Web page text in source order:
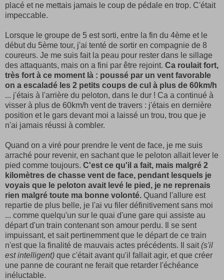
placé et ne mettais jamais le coup de pédale en trop. C'était
impeccable.
Lorsque le groupe de 5 est sorti, entre la fin du 4ème et le
début du 5ème tour, j'ai tenté de sortir en compagnie de 8
coureurs. Je me suis fait la peau pour rester dans le sillage
des attaquants, mais on a fini par être rejoint. Ca roulait fort,
très fort à ce moment là : poussé par un vent favorable
on a escaladé les 2 petits coups de cul à plus de 60km/h
... j'étais à l'arrière du peloton, dans le dur ! Ca a continué à
visser à plus de 60km/h vent de travers : j'étais en dernière
position et le gars devant moi a laissé un trou, trou que je
n'ai jamais réussi à combler.
Quand on a viré pour prendre le vent de face, je me suis
arraché pour revenir, en sachant que le peloton allait lever le
pied comme toujours. C'est ce qu'il a fait, mais malgré 2
kilomètres de chasse vent de face, pendant lesquels je
voyais que le peloton avait levé le pied, je ne reprenais
rien malgré toute ma bonne volonté. Quand l'allure est
repartie de plus belle, je l'ai vu filer définitivement sans moi
... comme quelqu'un sur le quai d'une gare qui assiste au
départ d'un train contenant son amour perdu. Il se sent
impuissant, et sait pertinemment que le départ de ce train
n'est que la finalité de mauvais actes précédents. Il sait(s'il
est intelligent) que c'était avant qu'il fallait agir, et que créer
une panne de courant ne ferait que retarder l'échéance
inéluctable.